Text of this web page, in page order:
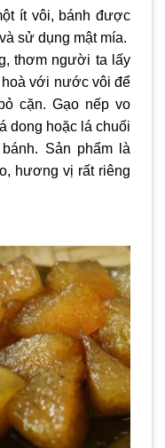
ít vôi, bánh được
sử dụng mật mía.
thơm người ta lấy
hoà với nước vôi để
cặn. Gạo nếp vo
dong hoặc lá chuối
Sản phẩm là
hương vị rất riêng